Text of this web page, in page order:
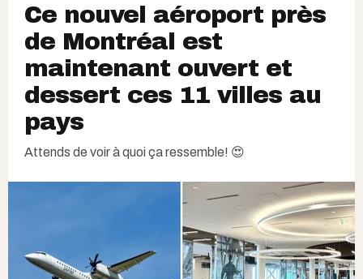
Ce nouvel aéroport près
de Montréal est
maintenant ouvert et
dessert ces 11 villes au
pays
Attends de voir à quoi ça ressemble! 😍